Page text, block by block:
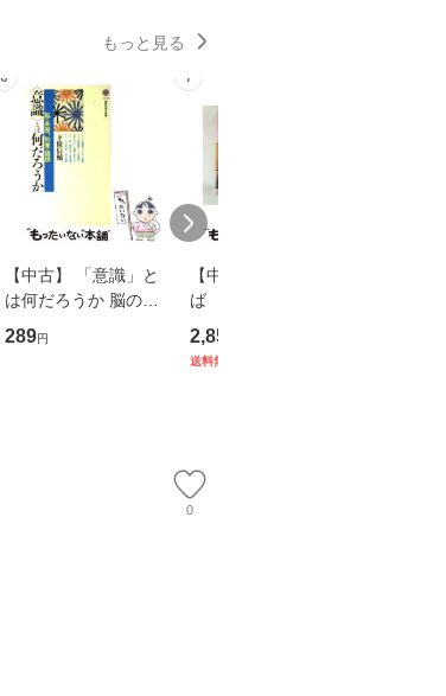
もっと見る
6
【中古】 「意識」と
は何だろうか 脳の来
歴、知覚の錯誤 （講
談社現代新書） / 下条
289円
7
【中古】 耳をすませ
ば 〈2枚組〉 [DVD] /
ブエナ・ビスタ・ホー
ム・エンターテイメン
2,852
送料無料
0